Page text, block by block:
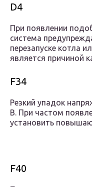
D4
При появлении
система
перезапуске котла
является причиной
F34
Резкий упадок
В. При частом
установить
F40